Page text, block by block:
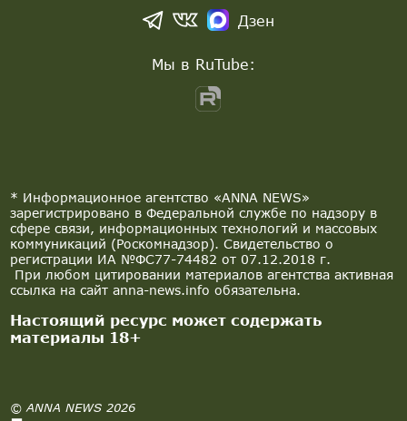
* Информационное агентство «ANNA NEWS»
зарегистрировано в Федеральной службе по надзору в
сфере связи, информационных технологий и массовых
коммуникаций (Роскомнадзор). Свидетельство о
регистрации ИА №ФС77-74482 от 07.12.2018 г.
При любом цитировании материалов агентства активная
ссылка на сайт anna-news.info обязательна.
Настоящий ресурс может содержать
материалы 18+
© ANNA NEWS 2026
Дзен
Мы в RuTube: